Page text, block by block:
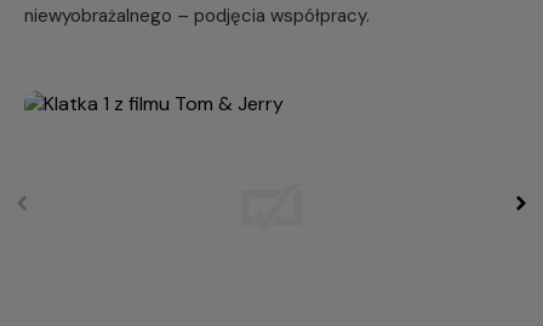
niewyobrażalnego – podjęcia współpracy.